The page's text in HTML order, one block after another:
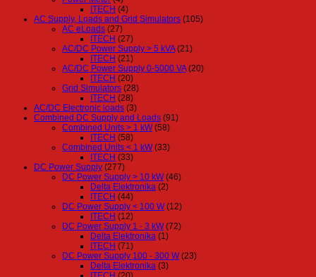
ITECH (4)
AC Supply, Loads and Grid Simulators (105)
AC eLoads (27)
ITECH (27)
AC/DC Power Supply > 5 kVA (21)
ITECH (21)
AC/DC Power Supply 0-5000 VA (20)
ITECH (20)
Grid Simulators (28)
ITECH (28)
AC/DC Electronic loads (3)
Combined DC Supply and Loads (91)
Combined Units > 1 kW (58)
ITECH (58)
Combined Units < 1 kW (33)
ITECH (33)
DC Power Supply (277)
DC Power Supply > 10 kW (46)
Delta Elektronika (2)
ITECH (44)
DC Power Supply < 100 W (12)
ITECH (12)
DC Power Supply 1 - 3 kW (72)
Delta Elektronika (1)
ITECH (71)
DC Power Supply 100 - 300 W (23)
Delta Elektronika (3)